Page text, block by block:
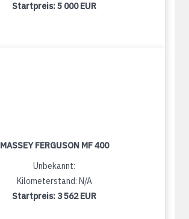
Startpreis:5 000 EUR
MASSEY FERGUSON MF 400
Unbekannt:
Kilometerstand: N/A
Startpreis: 3 562 EUR